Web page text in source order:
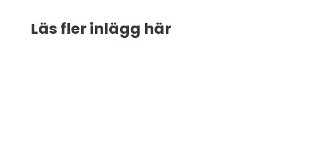
Läs fler inlägg här